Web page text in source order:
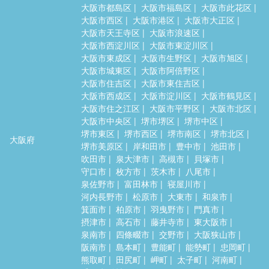
大阪府
大阪市都島区 大阪市福島区
大阪市此花区
大阪市西区
大阪市港区
大阪市大正区
大阪市天王寺区
大阪市浪速区
大阪市西淀川区
大阪市東淀川区
大阪市東成区
大阪市生野区
大阪市旭区
大阪市城東区
大阪市阿倍野区
大阪市住吉区
大阪市東住吉区
大阪市西成区
大阪市淀川区
大阪市鶴見区
大阪市住之江区
大阪市平野区
大阪市北区
大阪市中央区
堺市堺区
堺市中区
堺市東区
堺市西区 堺市南区
堺市北区
堺市美原区
岸和田市 豊中市
池田市
吹田市
泉大津市 高槻市
貝塚市
守口市
枚方市 茨木市
八尾市
泉佐野市
富田林市
寝屋川市
河内長野市
松原市 大東市
和泉市
箕面市
柏原市 羽曳野市
門真市
摂津市
高石市 藤井寺市
東大阪市
泉南市
四條畷市 交野市
大阪狭山市
阪南市
島本町 豊能町 能勢町
忠岡町
熊取町
田尻町 岬町 太子町
河南町